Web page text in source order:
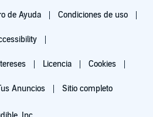
de Ayuda Condiciones de uso
Licencia Cookies
Anuncios Sitio completo